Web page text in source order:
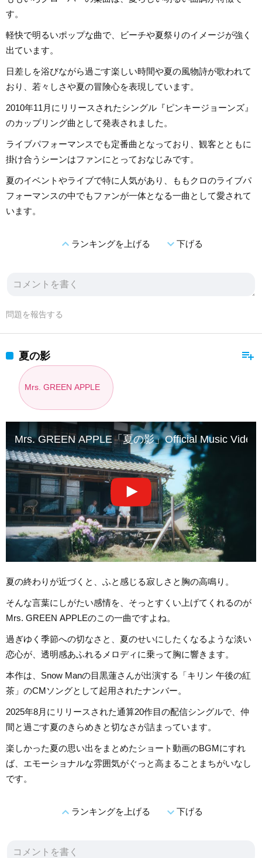
す。
軽快で明るいポップな曲で、ビーチや夏祭りのイメージが強く
出ています。
日差しを浴びながら過ごす楽しい時間や夏の風物詩が歌われて
おり、若々しさや夏の冒険心を表現しています。
2010年11月にリリースされたシングル『ピンキージョーンズ』
のカップリング曲として発表されました。
ライブパフォーマンスでも定番曲となっており、観客とともに
掛け合うシーンはファンにとっておなじみです。
夏のイベントやライブで特に人気があり、ももクロのライブパ
フォーマンスの中でもファンが一体となる一曲として愛されて
います。
expand_lessランキングを上げる expand_more下げる
問題を報告する
playlist_add
夏の影
Mrs. GREEN APPLE
Mrs. GREEN APPLE「夏の影」Official Music Video
夏の終わりが近づくと、ふと感じる寂しさと胸の高鳴り。
そんな言葉にしがたい感情を、そっとすくい上げてくれるのが
Mrs. GREEN APPLEのこの一曲ですよね。
過ぎゆく季節への切なさと、夏のせいにしたくなるような淡い
恋心が、透明感あふれるメロディに乗って胸に響きます。
本作は、Snow Manの目黒蓮さんが出演する「キリン 午後の紅
茶」のCMソングとして起用されたナンバー。
2025年8月にリリースされた通算20作目の配信シングルで、仲
間と過ごす夏のきらめきと切なさが詰まっています。
楽しかった夏の思い出をまとめたショート動画のBGMにすれ
ば、エモーショナルな雰囲気がぐっと高まることまちがいなし
です。
expand_lessランキングを上げる expand_more下げる